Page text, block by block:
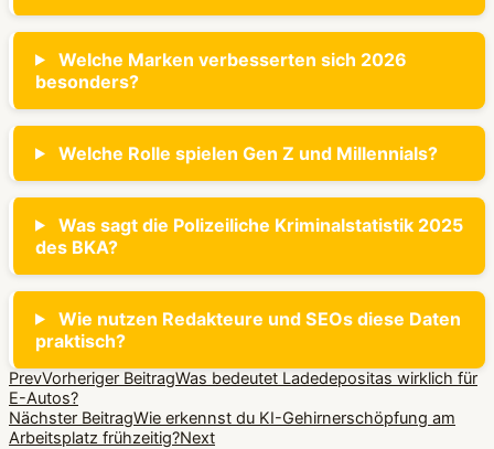
Welche Marken verbesserten sich 2026
besonders?
Welche Rolle spielen Gen Z und Millennials?
Was sagt die Polizeiliche Kriminalstatistik 2025
des BKA?
Wie nutzen Redakteure und SEOs diese Daten
praktisch?
PrevVorheriger BeitragWas bedeutet Ladedepositas wirklich für
E-Autos?
Nächster BeitragWie erkennst du KI-Gehirnerschöpfung am
Arbeitsplatz frühzeitig?Next